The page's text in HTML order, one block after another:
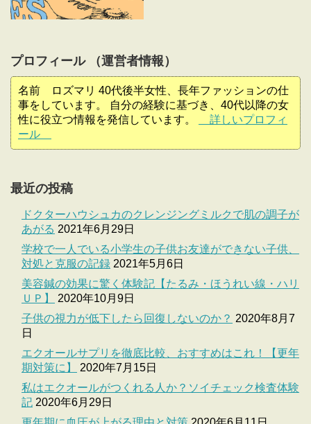
プロフィール （運営者情報）
名前 ロズマリ 40代後半女性、長年ファッションの仕
事をしています。 自分の経験に基づき、40代以降の女
性に役立つ情報を発信しています。
詳しいプロフィ
ール
最近の投稿
ドクターハウシュカのクレンジングミルクで肌の調子が
あがる 2021年6月29日
学校で一人でいる小学生の子供お友達ができない子供、
対処と克服の記録 2021年5月6日
美容鍼の効果に驚く体験記【たるみ・ほうれい線・ハリ
ＵＰ】
2020年10月9日
子供の視力が低下したら回復しないのか？ 2020年8月7
日
エクオールサプリを徹底比較、おすすめはこれ！【更年
期対策に】
2020年7月15日
私はエクオールがつくれる人か？ソイチェック検査体験
記 2020年6月29日